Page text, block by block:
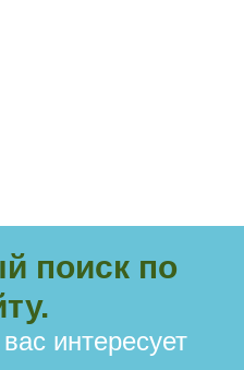
поиск по
интересует